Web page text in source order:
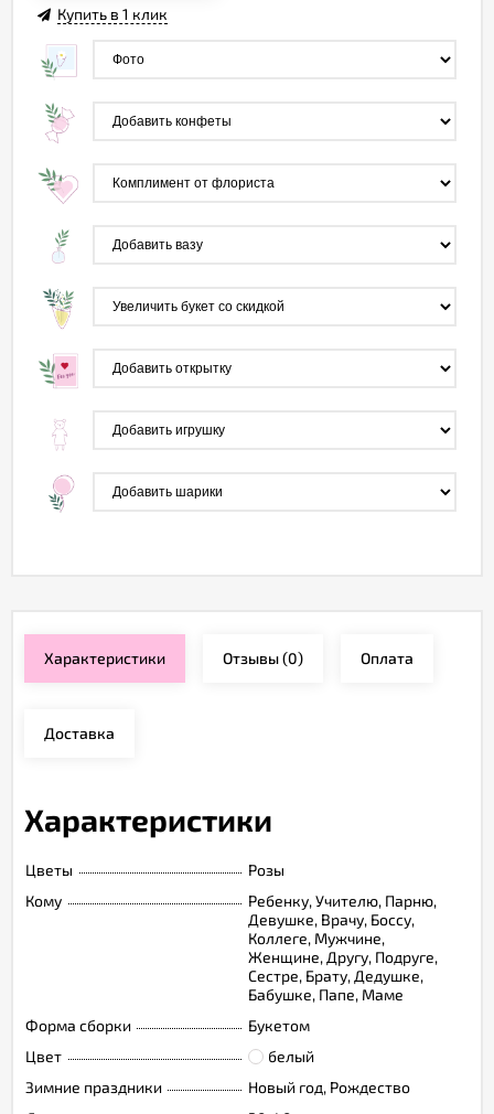
Купить в 1 клик
Характеристики Отзывы(0) Оплата
Доставка
Характеристики
Цветы
Розы
Кому
Ребенку, Учителю, Парню,
Девушке, Врачу, Боссу,
Коллеге, Мужчине,
Женщине, Другу, Подруге,
Сестре, Брату, Дедушке,
Бабушке, Папе, Маме
Форма сборки
Букетом
Цвет
белый
Зимние праздники
Новый год, Рождество